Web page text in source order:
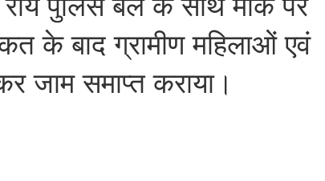
के बाद ग्रामीण महिलाओं एवं
जाम समाप्त कराया।